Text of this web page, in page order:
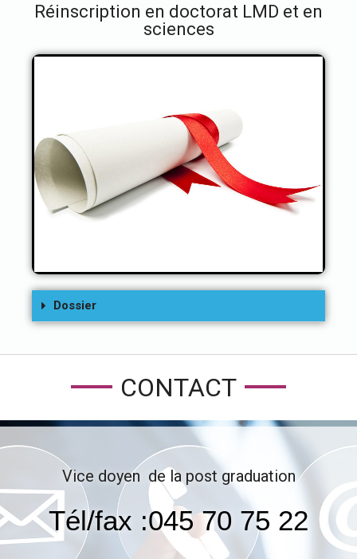
Réinscription en doctorat LMD et en
sciences
RÉINSCRIPTION EN DOCTORAT LMD ET
Dossier
CONTACT
Vice doyen de la post graduation
Tél/fax :045 70 75 22